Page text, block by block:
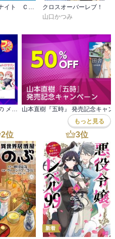
クロスオーバーレブ！
山口かつみ
山本直樹『五時』 発売記念キャ
もっと見る
2位 3位
新着